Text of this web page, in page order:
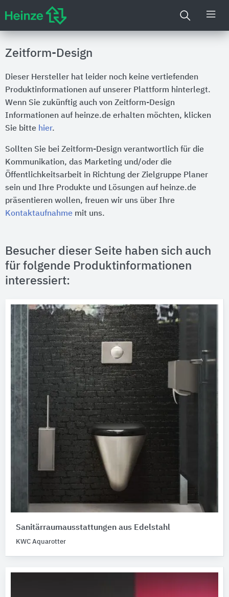
Zeitform-Design
Dieser Hersteller hat leider noch keine vertiefenden
Produktinformationen auf unserer Plattform hinterlegt.
Wenn Sie zukünftig auch von Zeitform-Design
Informationen auf heinze.de erhalten möchten, klicken
Sie bitte hier.
Sollten Sie bei Zeitform-Design verantwortlich für die
Kommunikation, das Marketing und/oder die
Öffentlichkeitsarbeit in Richtung der Zielgruppe Planer
sein und Ihre Produkte und Lösungen auf heinze.de
präsentieren wollen, freuen wir uns über Ihre
Kontaktaufnahme mit uns.
Besucher dieser Seite haben sich auch
für folgende Produktinformationen
interessiert:
Sanitärraumausstattungen aus Edelstahl
KWC Aquarotter